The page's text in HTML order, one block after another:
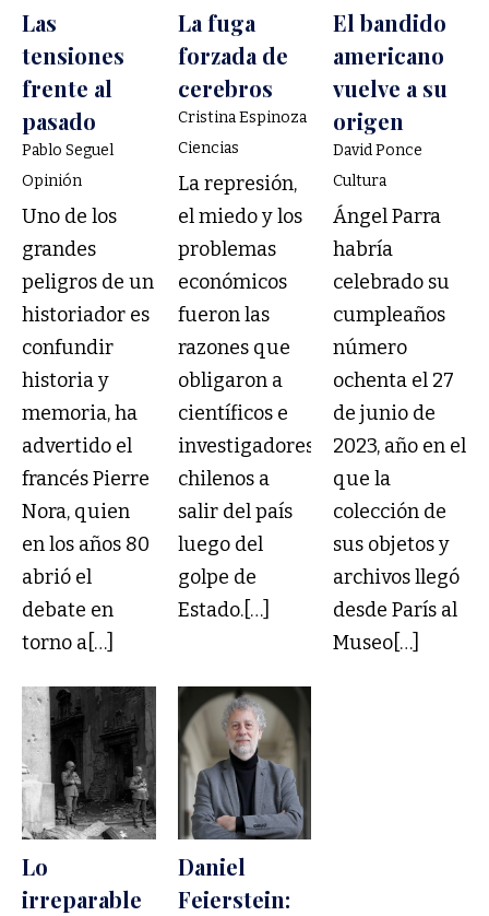
Las
tensiones
frente al
pasado
Pablo Seguel
Opinión
Uno de los
grandes
peligros de un
historiador es
confundir
historia y
memoria, ha
advertido el
francés Pierre
Nora, quien
en los años 80
abrió el
debate en
torno a[…]
La fuga
forzada de
cerebros
Cristina Espinoza
Ciencias
La represión,
el miedo y los
problemas
económicos
fueron las
razones que
obligaron a
científicos e
investigadores
chilenos a
salir del país
luego del
golpe de
Estado.[…]
El bandido
americano
vuelve a su
origen
David Ponce
Cultura
Ángel Parra
habría
celebrado su
cumpleaños
número
ochenta el 27
de junio de
2023, año en el
que la
colección de
sus objetos y
archivos llegó
desde París al
Museo[…]
Lo
irreparable
Daniel
Feierstein: